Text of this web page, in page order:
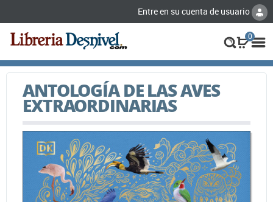
Entre en su cuenta de usuario
0
ANTOLOGÍA DE LAS AVES
EXTRAORDINARIAS